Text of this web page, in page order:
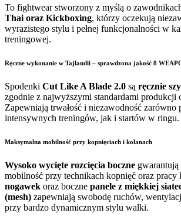
To fightwear stworzony z myślą o
Thai oraz Kickboxing, którzy oczekują
wyrazistego stylu i pełnej funkcjonalności w
treningowej.
Ręczne wykonanie w Tajlandii – sprawdzona jakość 8
Spodenki Cut Like A Blade 2.0 są ręcznie
zgodnie z najwyższymi standardami produkcji
Zapewniają trwałość i niezawodność zarówno
intensywnych treningów, jak i startów w ringu.
Maksymalna mobilność przy kopnięciach i kolanach
Wysoko wycięte rozcięcia boczne gwarantują
mobilność przy technikach kopnięć oraz pracy
nogawek oraz boczne panele z miękkiej
(mesh) zapewniają swobodę ruchów,
przy bardzo dynamicznym stylu walki.